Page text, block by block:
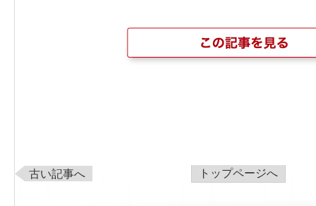
古い記事へ トップページへ